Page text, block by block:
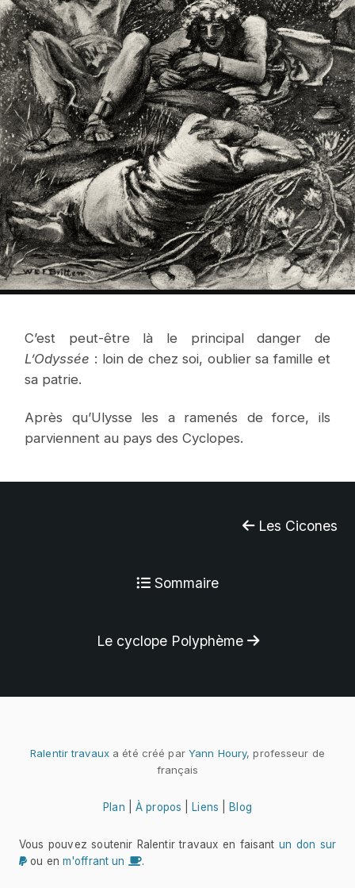
C’est peut-être là le principal danger de
L’Odyssée : loin de chez soi, oublier sa famille et
sa patrie.
Après qu’Ulysse les a ramenés de force, ils
parviennent au pays des Cyclopes.
Les Cicones
Sommaire
Le cyclope Polyphème
Ralentir travauxa été créé par Yann Houry, professeur de
français
Plan |À propos Liens Blog
Vous pouvez soutenir Ralentir travaux en faisant un don sur
ou en m'offrant un .